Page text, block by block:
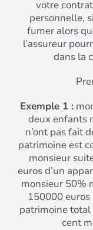
votre
personnelle,
fumer alors
l’assureur
dans la
Exemple 1 :
deux enfants
n’ont pas fait
patrimoine est
monsieur
euros d’un
monsieur 50%
150000
patrimoine total
cent